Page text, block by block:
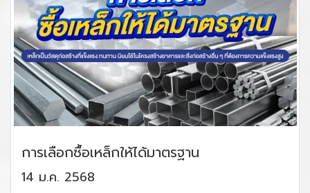
การเลือกซื้อเหล็กให้ได้มาตรฐาน
14 ม.ค. 2568